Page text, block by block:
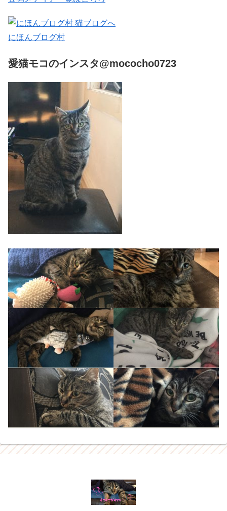
にほんブログ村
愛猫モコのインスタ@mococho0723